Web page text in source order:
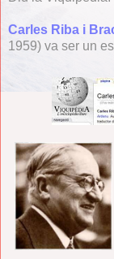
Carles Riba i
1959) va ser un